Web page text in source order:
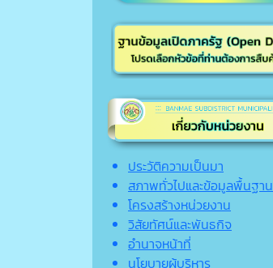
ประวัติความเป็นมา
สภาพทั่วไปและข้อมูลพื้นฐาน
โครงสร้างหน่วยงาน
วิสัยทัศน์และพันธกิจ
อำนาจหน้าที่
นโยบายผู้บริหาร